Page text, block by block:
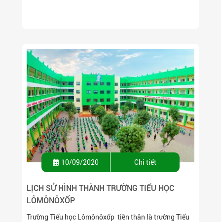
10/09/2020 Chi tiết
LỊCH SỬ HÌNH THÀNH TRƯỜNG TIỂU HỌC
LÔMÔNÔXỐP
Trường Tiểu học Lômônôxốp tiền thân là trường Tiểu